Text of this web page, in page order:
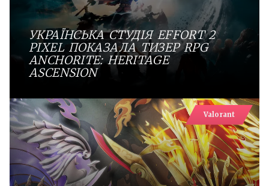
УКРАЇНСЬКА СТУДІЯ EFFORT 2
PIXEL ПОКАЗАЛА ТИЗЕР RPG
ANCHORITE: HERITAGE
ASCENSION
Valorant